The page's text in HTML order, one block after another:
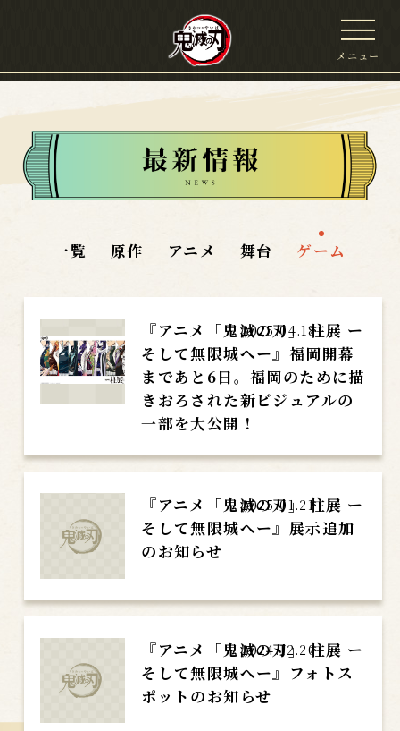
メニュー
一覧 原作 アニメ 舞台 ゲーム
『アニメ「鬼滅の刃」 柱展 ー
そして無限城へー』福岡開幕
まであと6日。福岡のために描
きおろされた新ビジュアルの
一部を大公開！
2025.04.18
『アニメ「鬼滅の刃」 柱展 ー
そして無限城へー』展示追加
のお知らせ
2025.01.21
『アニメ「鬼滅の刃」 柱展 ー
そして無限城へー』フォトス
ポットのお知らせ
2024.12.20